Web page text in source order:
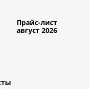
Прайс-лист
август 2026